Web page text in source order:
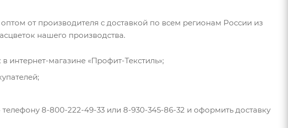
оптом от производителя с доставкой по всем регионам России из
нашего производства.
интернет-магазине «Профит-Текстиль»;
8-800-222-49-33 или 8-930-345-86-32 и оформить доставку